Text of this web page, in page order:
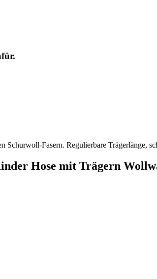
Schurwoll-Fasern. Regulierbare Trägerlänge,
Hose mit Trägern